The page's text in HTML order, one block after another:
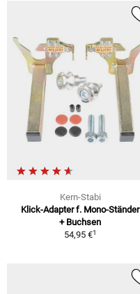
Kern-Stabi
Klick-Adapter f. Mono-Ständer
+ Buchsen
54,95 €1